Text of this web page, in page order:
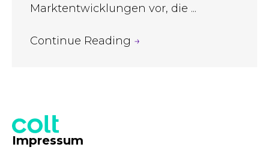
Marktentwicklungen vor, die ...
Continue Reading →
Impressum